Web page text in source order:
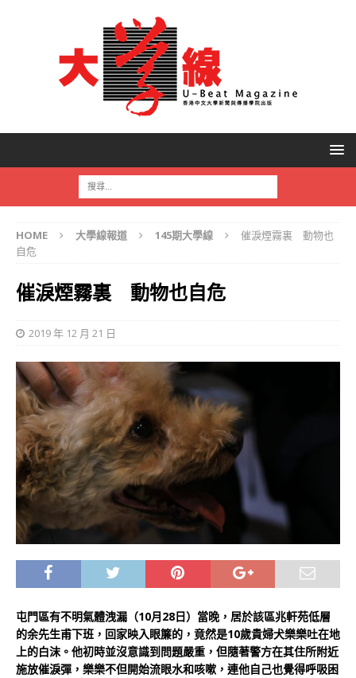
HOME 大學線報道 145期大學線
催淚煙霧裏 動物也
自危
催淚煙霧裏 動物也自危
2019 年 12 月 21 日
屯門區有不明氣體洩漏（10月28日）當晚，居於該區兆軒苑低層
的余先生甫下班，回家映入眼簾的，竟然是10歲貴婦犬樂樂吐在地
上的白沫。他初時並沒意識到問題嚴重，但隨著警方在其住所附近
施放催淚彈，樂樂不但開始流眼水和咳嗽，連他自己也覺得呼吸困